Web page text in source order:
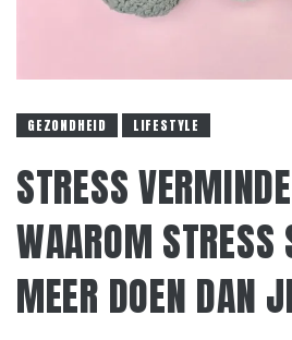
GEZONDHEID LIFESTYLE
STRESS
WAAROM STRESS
MEER DOEN DAN